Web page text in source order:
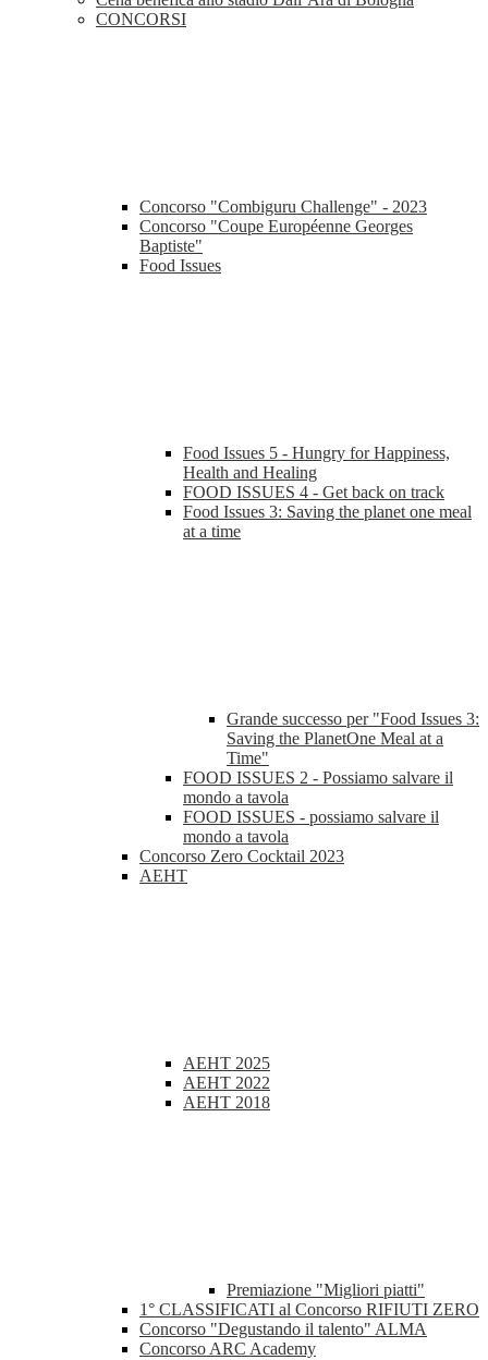
CONCORSI
Concorso "Combiguru Challenge" - 2023
Concorso "Coupe Européenne Georges
Baptiste"
Food Issues
Food Issues 5 - Hungry for Happiness,
Health and Healing
FOOD ISSUES 4 - Get back on track
Food Issues 3: Saving the planet one meal
at a time
Grande successo per "Food Issues 3:
Saving the PlanetOne Meal at a
Time"
FOOD ISSUES 2 - Possiamo salvare il
mondo a tavola
FOOD ISSUES - possiamo salvare il
mondo a tavola
Concorso Zero Cocktail 2023
AEHT
AEHT 2025
AEHT 2022
AEHT 2018
Premiazione "Migliori piatti"
1° CLASSIFICATI al Concorso RIFIUTI ZERO
Concorso "Degustando il talento" ALMA
Concorso ARC Academy